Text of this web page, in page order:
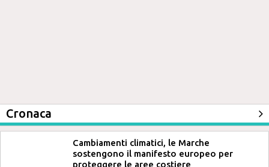
Cronaca
Cambiamenti climatici, le Marche
sostengono il manifesto europeo per
proteggere le aree costiere